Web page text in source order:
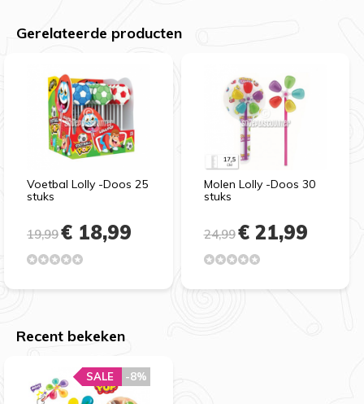
Gerelateerde producten
Voetbal Lolly -Doos 25
stuks
19,99€ 18,99
Molen Lolly -Doos 30
stuks
24,99€ 21,99
Recent bekeken
-8%
SALE